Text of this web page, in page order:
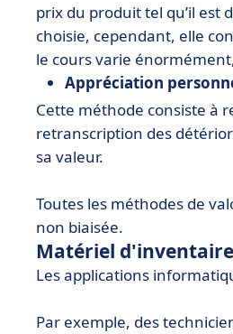
prix du produit tel qu’il
choisie, cependant, elle
le cours varie
Appréciation
Cette méthode consiste à
retranscription des
sa valeur.
Toutes les méthodes de
non biaisée.
Matériel d'inventaire
Les applications
Par exemple, des